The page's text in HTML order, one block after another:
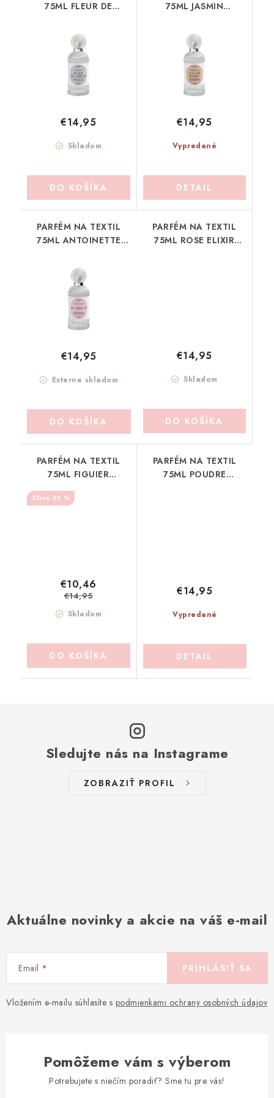
75ML FLEUR DE
(PDL2FC)
Skladom
€14,95
DO KOŠÍKA
75ML JASMIN
Vypredané
€14,95
DETAIL
PARFÉM NA TEXTIL
75ML ANTOINETTE
(PDL2ANT)
Externe skladom
€14,95
DO KOŠÍKA
PARFÉM NA TEXTIL
75ML ROSE ELIXIR
Skladom
€14,95
DO KOŠÍKA
PARFÉM NA TEXTIL
75ML FIGUIER
MATHILDE-M (PDL2FI)
30 %
Skladom
€10,46
€14,95
DO KOŠÍKA
PARFÉM NA TEXTIL
75ML POUDRE
Vypredané
€14,95
DETAIL
Sledujte nás na Instagrame
ZOBRAZIŤ PROFIL
Aktuálne novinky a akcie na váš e-mail
Email
Vložením e-mailu súhlasíte s podmienkami ochrany osobných údajov
PRIHLÁSIŤ SA
Pomôžeme vám s výberom
Potrebujete s niečím poradiť? Sme tu pre vás!